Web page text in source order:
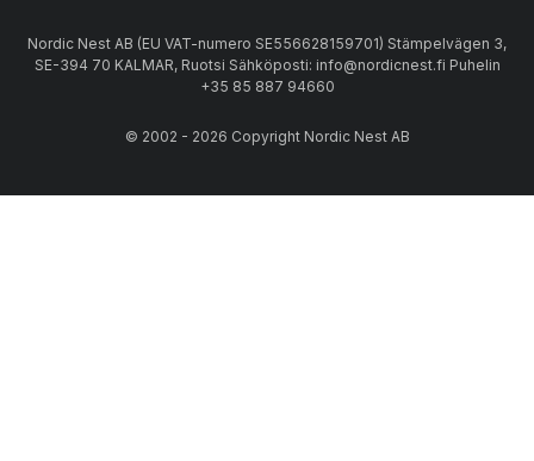
Nordic Nest AB (EU VAT-numero SE556628159701) Stämpelvägen 3,
SE-394 70 KALMAR, Ruotsi Sähköposti: info@nordicnest.fi Puhelin
+35 85 887 94660
© 2002 - 2026 Copyright Nordic Nest AB